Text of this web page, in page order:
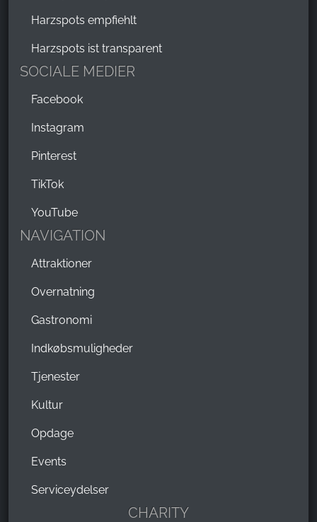
Harzspots empfiehlt
Harzspots ist transparent
SOCIALE MEDIER
Facebook
Instagram
Pinterest
TikTok
YouTube
NAVIGATION
Attraktioner
Overnatning
Gastronomi
Indkøbsmuligheder
Tjenester
Kultur
Opdage
Events
Serviceydelser
CHARITY